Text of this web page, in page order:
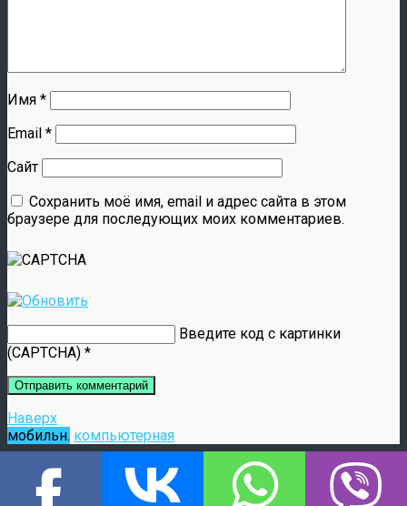
Имя *
Email *
Сайт
Сохранить моё имя, email и адрес сайта в этом
браузере для последующих моих комментариев.
Введите код с картинки
(CAPTCHA) *
Наверх
мобильн. компьютерная